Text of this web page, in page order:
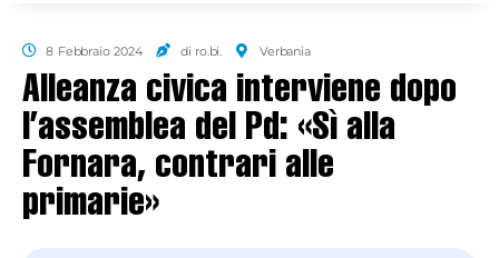
8 Febbraio 2024 di ro.bi. Verbania
Alleanza civica interviene dopo
l’assemblea del Pd: «Sì alla
Fornara, contrari alle
primarie»